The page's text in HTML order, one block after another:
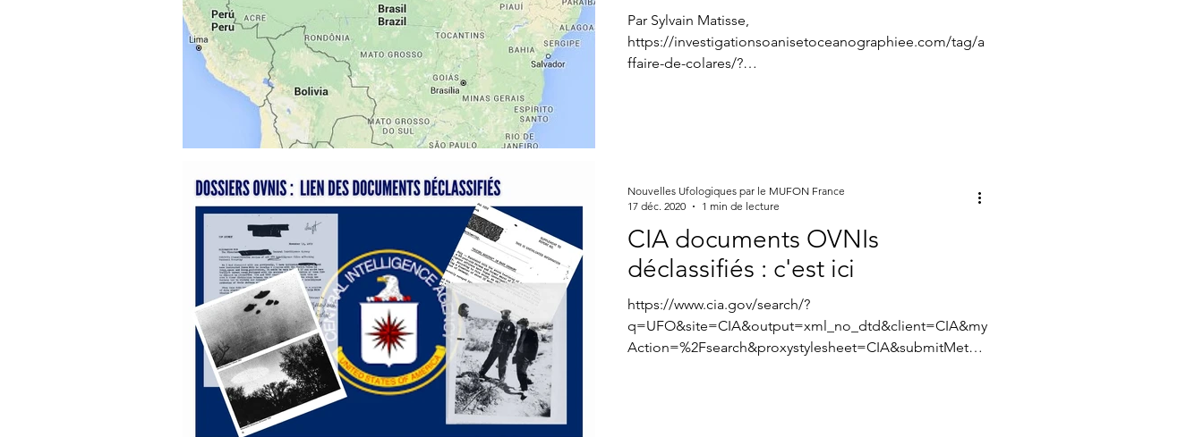
Par Sylvain Matisse,
https://investigationsoanisetoceanographiee.com/tag/a
ffaire-de-colares/?
CIA documents OVNIs
déclassifiés : c'est ici
https://www.cia.gov/search/?
q=UFO&site=CIA&output=xml_no_dtd&client=CIA&my
Action=%2Fsearch&proxystylesheet=CIA&submitMetho
Nouvelles Ufologiques par le MUFON France
17 déc. 2020
1 min de lecture